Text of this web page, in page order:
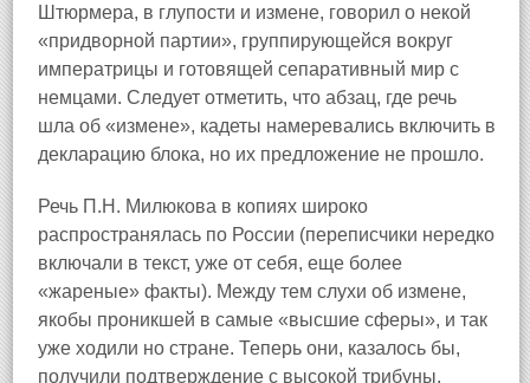
Штюрмера, в глупости и измене, говорил о некой
«придворной партии», группирующейся вокруг
императрицы и готовящей сепаративный мир с
немцами. Следует отметить, что абзац, где речь
шла об «измене», кадеты намеревались включить в
декларацию блока, но их предложение не прошло.
Речь П.Н. Милюкова в копиях широко
распространялась по России (переписчики нередко
включали в текст, уже от себя, еще более
«жареные» факты). Между тем слухи об измене,
якобы проникшей в самые «высшие сферы», и так
уже ходили но стране. Теперь они, казалось бы,
получили подтверждение с высокой трибуны.